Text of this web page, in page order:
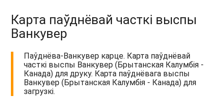
Карта паўднёвай часткі выспы
Ванкувер
Паўднёва-Ванкувер карце. Карта паўднёвай
часткі выспы Ванкувер (Брытанская Калумбія -
Канада) для друку. Карта паўднёвага выспы
Ванкувер (Брытанская Калумбія - Канада) для
загрузкі.